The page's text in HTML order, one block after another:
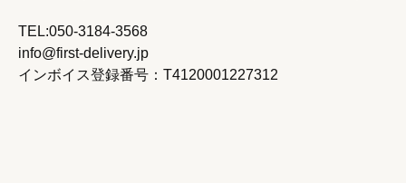
TEL:050-3184-3568
info@first-delivery.jp
インボイス登録番号：T4120001227312